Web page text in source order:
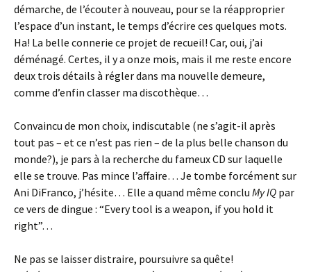
démarche, de l’écouter à nouveau, pour se la réapproprier
l’espace d’un instant, le temps d’écrire ces quelques mots.
Ha! La belle connerie ce projet de recueil! Car, oui, j’ai
déménagé. Certes, il y a onze mois, mais il me reste encore
deux trois détails à régler dans ma nouvelle demeure,
comme d’enfin classer ma discothèque…
Convaincu de mon choix, indiscutable (ne s’agit-il après
tout pas – et ce n’est pas rien – de la plus belle chanson du
monde?), je pars à la recherche du fameux CD sur laquelle
elle se trouve. Pas mince l’affaire… Je tombe forcément sur
Ani DiFranco, j’hésite… Elle a quand même conclu My IQ par
ce vers de dingue : “Every tool is a weapon, if you hold it
right”…
Ne pas se laisser distraire, poursuivre sa quête!